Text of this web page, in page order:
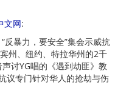
文网:
反暴力，要安全”集会示威抗
州、纽约、特拉华州的2千
讨YG唱的《遇到劫匪》教
议专门针对华人的抢劫与伤